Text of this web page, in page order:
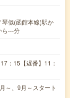
似(函館本線)駅か
ら---分
：15【遅番】11：
～、9月～スタート